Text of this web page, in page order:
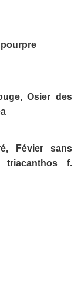
Osier des
Févier sans
triacanthos f.